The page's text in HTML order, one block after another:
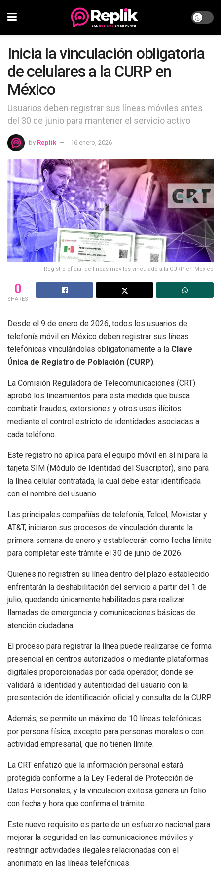
Inicia la vinculación obligatoria
de celulares a la CURP en
México
Usuarios deben registrar sus líneas móviles antes
del 30 de junio para mantener el servicio activo
by Replik 16 enero, 2026
Registro oficial de líneas móviles vinculado a la CURP en México
0
SHARES
Desde el 9 de enero de 2026, todos los usuarios de
telefonía móvil en México deben registrar sus líneas
telefónicas vinculándolas obligatoriamente a la Clave
Única de Registro de Población (CURP).
La Comisión Reguladora de Telecomunicaciones (CRT)
aprobó los lineamientos para esta medida que busca
combatir fraudes, extorsiones y otros usos ilícitos
mediante el control estricto de identidades asociadas a
cada teléfono.
Este registro no aplica para el equipo móvil en sí ni para la
tarjeta SIM (Módulo de Identidad del Suscriptor), sino para
la línea celular contratada, la cual debe estar identificada
con el nombre del usuario.
Las principales compañías de telefonía, Telcel, Movistar y
AT&T, iniciaron sus procesos de vinculación durante la
primera semana de enero y establecerán como fecha límite
para completar este trámite el 30 de junio de 2026.
Quienes no registren su línea dentro del plazo establecido
enfrentarán la deshabilitación del servicio a partir del 1 de
julio, quedando únicamente habilitados para realizar
llamadas de emergencia y comunicaciones básicas de
atención ciudadana.
El proceso para registrar la línea puede realizarse de forma
presencial en centros autorizados o mediante plataformas
digitales proporcionadas por cada operador, donde se
validará la identidad y autenticidad del usuario con la
presentación de identificación oficial y consulta de la CURP.
Además, se permite un máximo de 10 líneas telefónicas
por persona física, excepto para personas morales o con
actividad empresarial, que no tienen límite.
La CRT enfatizó que la información personal estará
protegida conforme a la Ley Federal de Protección de
Datos Personales, y la vinculación exitosa genera un folio
con fecha y hora que confirma el trámite.
Este nuevo requisito es parte de un esfuerzo nacional para
mejorar la seguridad en las comunicaciones móviles y
restringir actividades ilegales relacionadas con el
anonimato en las líneas telefónicas.